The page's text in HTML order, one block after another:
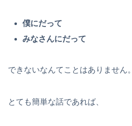
僕にだって
みなさんにだって
できないなんてことはありません。
とても簡単な話であれば、